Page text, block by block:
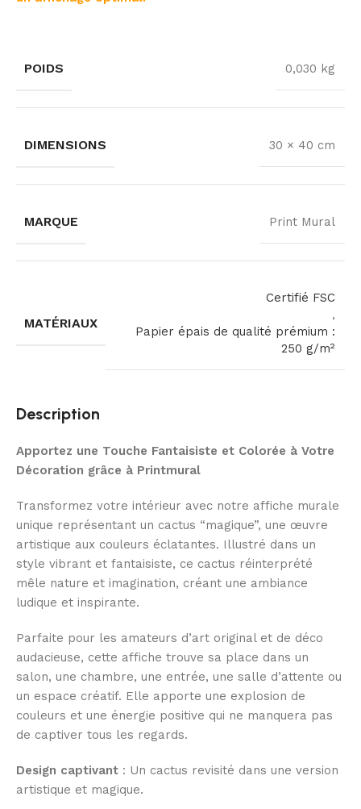
POIDS 0,030 kg
DIMENSIONS 30 × 40 cm
MARQUE Print Mural
MATÉRIAUX
Certifié FSC
,
Papier épais de qualité prémium :
250 g/m²
Description
Apportez une Touche Fantaisiste et Colorée à Votre
Décoration grâce à Printmural
Transformez votre intérieur avec notre affiche murale
unique représentant un cactus “magique”, une œuvre
artistique aux couleurs éclatantes. Illustré dans un
style vibrant et fantaisiste, ce cactus réinterprété
mêle nature et imagination, créant une ambiance
ludique et inspirante.
Parfaite pour les amateurs d’art original et de déco
audacieuse, cette affiche trouve sa place dans un
salon, une chambre, une entrée, une salle d’attente ou
un espace créatif. Elle apporte une explosion de
couleurs et une énergie positive qui ne manquera pas
de captiver tous les regards.
Design captivant : Un cactus revisité dans une version
artistique et magique.